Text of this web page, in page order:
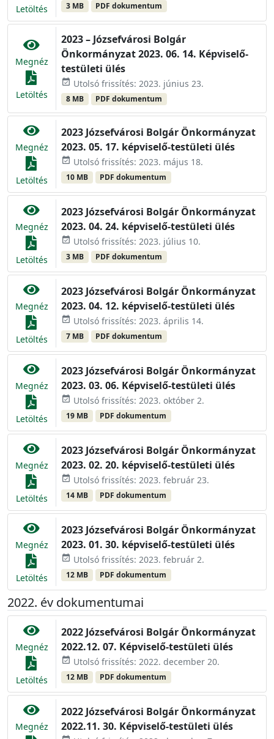
Letöltés 3 MB PDF dokumentum
Megnéz
Letöltés
2023 – Józsefvárosi Bolgár
Önkormányzat 2023. 06. 14. Képviselő-
testületi ülés
event_available Utolsó frissítés: 2023. június 23.
8 MB PDF dokumentum
Megnéz
Letöltés
2023 Józsefvárosi Bolgár Önkormányzat
2023. 05. 17. képviselő-testületi ülés
event_available Utolsó frissítés: 2023. május 18.
10 MB PDF dokumentum
Megnéz
Letöltés
2023 Józsefvárosi Bolgár Önkormányzat
2023. 04. 24. képviselő-testületi ülés
event_available Utolsó frissítés: 2023. július 10.
3 MB PDF dokumentum
Megnéz
Letöltés
2023 Józsefvárosi Bolgár Önkormányzat
2023. 04. 12. képviselő-testületi ülés
event_available Utolsó frissítés: 2023. április 14.
7 MB PDF dokumentum
Megnéz
Letöltés
2023 Józsefvárosi Bolgár Önkormányzat
2023. 03. 06. Képviselő-testületi ülés
event_available Utolsó frissítés: 2023. október 2.
19 MB PDF dokumentum
Megnéz
Letöltés
2023 Józsefvárosi Bolgár Önkormányzat
2023. 02. 20. képviselő-testületi ülés
event_available Utolsó frissítés: 2023. február 23.
14 MB PDF dokumentum
Megnéz
Letöltés
2023 Józsefvárosi Bolgár Önkormányzat
2023. 01. 30. képviselő-testületi ülés
event_available Utolsó frissítés: 2023. február 2.
12 MB PDF dokumentum
2022. év dokumentumai
Megnéz
Letöltés
2022 Józsefvárosi Bolgár Önkormányzat
2022.12. 07. Képviselő-testületi ülés
event_available Utolsó frissítés: 2022. december 20.
12 MB PDF dokumentum
Megnéz
2022 Józsefvárosi Bolgár Önkormányzat
2022.11. 30. Képviselő-testületi ülés